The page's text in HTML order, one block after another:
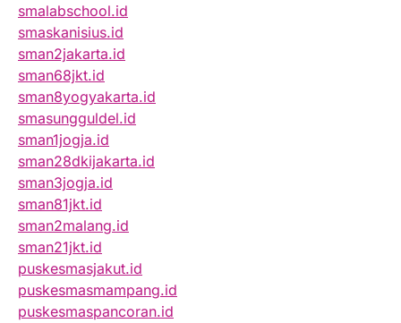
smalabschool.id
smaskanisius.id
sman2jakarta.id
sman68jkt.id
sman8yogyakarta.id
smasungguldel.id
sman1jogja.id
sman28dkijakarta.id
sman3jogja.id
sman81jkt.id
sman2malang.id
sman21jkt.id
puskesmasjakut.id
puskesmasmampang.id
puskesmaspancoran.id